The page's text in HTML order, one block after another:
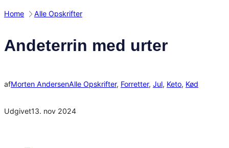
Home Alle Opskrifter
Andeterrin med urter
afMorten AndersenAlle Opskrifter, Forretter, Jul, Keto, Kød
Udgivet13. nov 2024